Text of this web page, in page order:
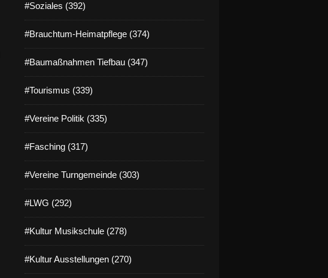
#Soziales (392)
#Brauchtum-Heimatpflege (374)
#Baumaßnahmen Tiefbau (347)
#Tourismus (339)
#Vereine Politik (335)
#Fasching (317)
#Vereine Turngemeinde (303)
#LWG (292)
#Kultur Musikschule (278)
#Kultur Ausstellungen (270)